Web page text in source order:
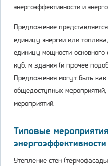
энергоэффективности и
Предложение
единицу энергии или
единицу мощности
куб. м здания (и прочее
Предложения могут быть
общедоступных
мероприятий.
Типовые
Утепление стен